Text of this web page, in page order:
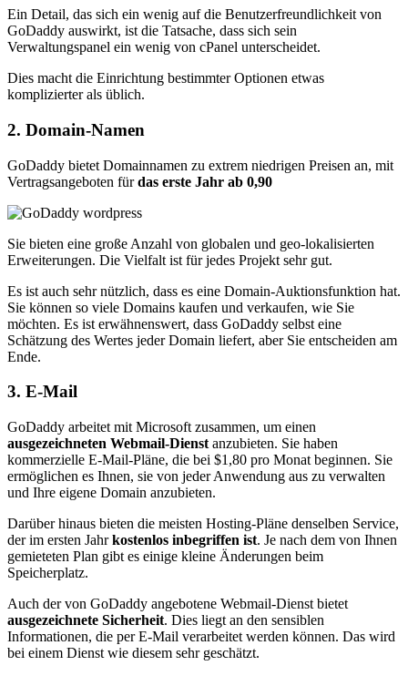
Ein Detail, das sich ein wenig auf die Benutzerfreundlichkeit von
GoDaddy auswirkt, ist die Tatsache, dass sich sein
Verwaltungspanel ein wenig von cPanel unterscheidet.
Dies macht die Einrichtung bestimmter Optionen etwas
komplizierter als üblich.
2. Domain-Namen
GoDaddy bietet Domainnamen zu extrem niedrigen Preisen an, mit
Vertragsangeboten fürdas erste Jahr ab 0,90
Sie bieten eine große Anzahl von globalen und geo-lokalisierten
Erweiterungen. Die Vielfalt ist für jedes Projekt sehr gut.
Es ist auch sehr nützlich, dass es eine Domain-Auktionsfunktion hat.
Sie können so viele Domains kaufen und verkaufen, wie Sie
möchten. Es ist erwähnenswert, dass GoDaddy selbst eine
Schätzung des Wertes jeder Domain liefert, aber Sie entscheiden am
Ende.
3. E-Mail
GoDaddy arbeitet mit Microsoft zusammen, um einen
ausgezeichneten Webmail-Dienst anzubieten. Sie haben
kommerzielle E-Mail-Pläne, die bei $1,80 pro Monat beginnen. Sie
ermöglichen es Ihnen, sie von jeder Anwendung aus zu verwalten
und Ihre eigene Domain anzubieten.
Darüber hinaus bieten die meisten Hosting-Pläne denselben Service,
der im ersten Jahrkostenlos inbegriffen ist. Je nach dem von Ihnen
gemieteten Plan gibt es einige kleine Änderungen beim
Speicherplatz.
Auch der von GoDaddy angebotene Webmail-Dienst bietet
ausgezeichnete Sicherheit. Dies liegt an den sensiblen
Informationen, die per E-Mail verarbeitet werden können. Das wird
bei einem Dienst wie diesem sehr geschätzt.